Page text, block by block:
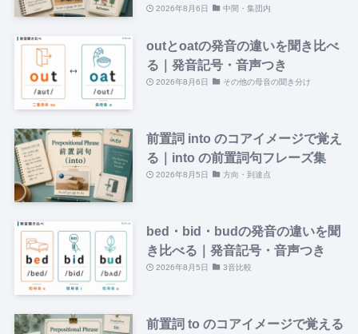
2026年8月6日 中間・集団内
outとoatの発音の違いを聞き比べ
る｜発音記号・音声つき
2026年8月6日 その他の母音の聞き分け
前置詞 into のコアイメージで覚え
る｜into の前置詞句フレーズ集
2026年8月5日 方向・到達点
bed・bid・budの発音の違いを聞
き比べる｜発音記号・音声つき
2026年8月5日 3音比較
前置詞 to のコアイメージで覚える